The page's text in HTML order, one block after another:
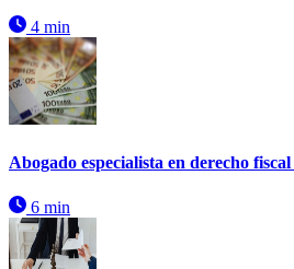
4 min
Abogado especialista en derecho
6 min